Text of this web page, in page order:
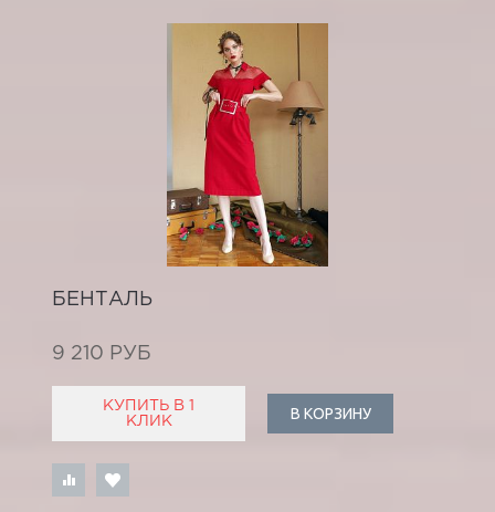
БЕНТАЛЬ
9 210 РУБ
КУПИТЬ В 1
КЛИК
В КОРЗИНУ